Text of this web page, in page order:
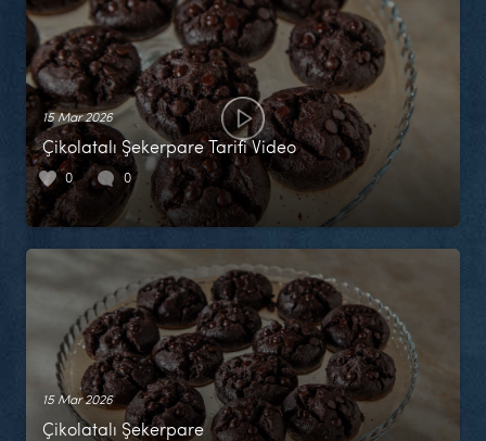
15 Mar 2026
Çikolatalı Şekerpare Tarifi Video
0 0
15 Mar 2026
Çikolatalı Şekerpare